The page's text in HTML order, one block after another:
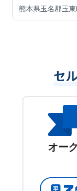
熊本県玉名郡玉東
セ
オー